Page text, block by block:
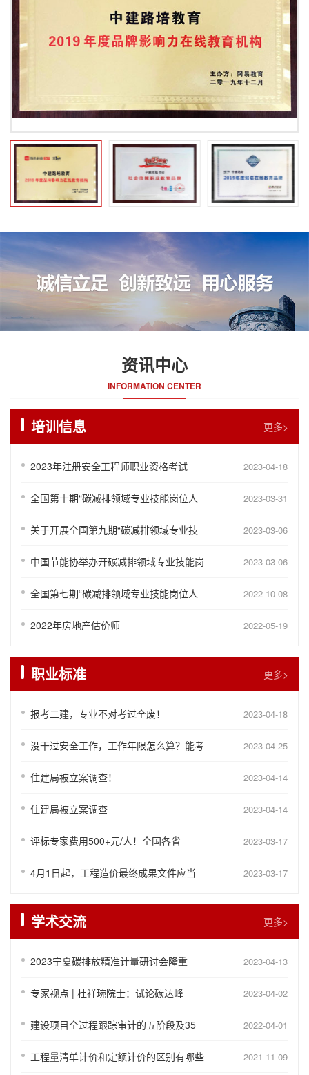
资讯中心
INFORMATION CENTER
培训信息 更多>
2023年注册安全工程师职业资格考试 2023-04-18
全国第十期“碳减排领域专业技能岗位人 2023-03-31
关于开展全国第九期“碳减排领域专业技 2023-03-06
中国节能协举办开碳减排领域专业技能岗 2023-03-06
全国第七期“碳减排领域专业技能岗位人 2022-10-08
2022年房地产估价师 2022-05-19
职业标准 更多>
报考二建，专业不对考过全废！ 2023-04-18
没干过安全工作，工作年限怎么算？能考 2023-04-25
住建局被立案调查！ 2023-04-14
住建局被立案调查 2023-04-14
评标专家费用500+元/人！全国各省 2023-03-17
4月1日起，工程造价最终成果文件应当 2023-03-17
学术交流 更多>
2023宁夏碳排放精准计量研讨会隆重 2023-04-13
专家视点 | 杜祥琬院士：试论碳达峰 2023-04-02
建设项目全过程跟踪审计的五阶段及35 2022-04-01
工程量清单计价和定额计价的区别有哪些 2021-11-09